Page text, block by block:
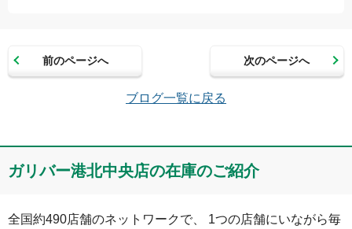
メールアドレス（半角英数）
コメント
前のページへ 次のページへ
ブログ一覧に戻る
ガリバー港北中央店の在庫のご紹介
全国約490店舗のネットワークで、 1つの店舗にいながら毎